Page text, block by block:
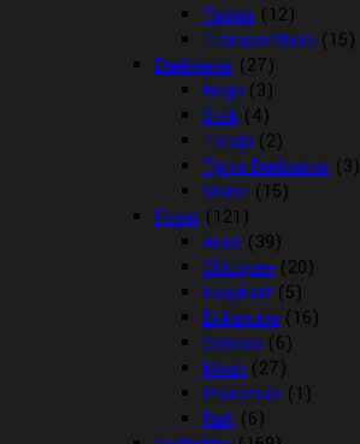
Tasker (12)
Transportbure (15)
Dækkener (27)
Regn (3)
Strik (4)
Terapi (2)
Tørre Dækkener (3)
Vinter (15)
Foder (121)
Arion (39)
Chicopee (20)
Easybarf (5)
Eukanuba (16)
Genesis (6)
Mush (27)
Pronature (1)
Rafi (6)